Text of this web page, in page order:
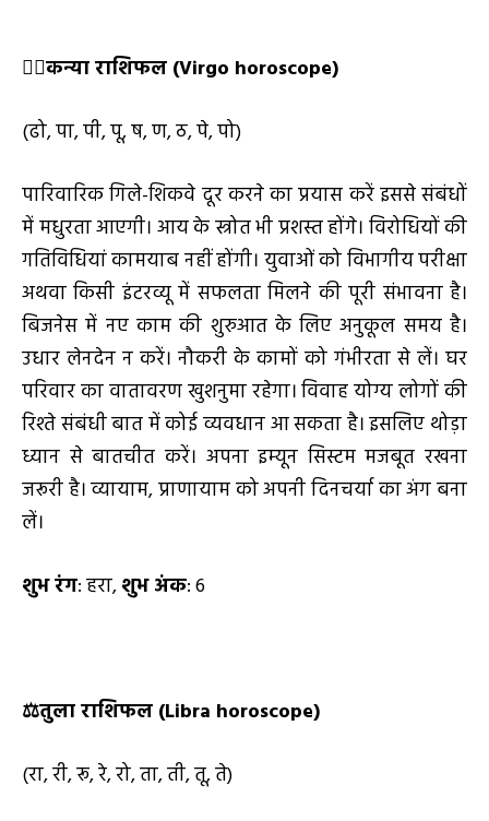
👩कन्या राशिफल (Virgo horoscope)
(ढो, पा, पी, पू, ष, ण, ठ, पे, पो)
पारिवारिक गिले-शिकवे दूर करने का प्रयास करें इससे संबंधों
में मधुरता आएगी। आय के स्त्रोत भी प्रशस्त होंगे। विरोधियों की
गतिविधियां कामयाब नहीं होंगी। युवाओं को विभागीय परीक्षा
अथवा किसी इंटरव्यू में सफलता मिलने की पूरी संभावना है।
बिजनेस में नए काम की शुरुआत के लिए अनुकूल समय है।
उधार लेनदेन न करें। नौकरी के कामों को गंभीरता से लें। घर
परिवार का वातावरण खुशनुमा रहेगा। विवाह योग्य लोगों की
रिश्ते संबंधी बात में कोई व्यवधान आ सकता है। इसलिए थोड़ा
ध्यान से बातचीत करें। अपना इम्यून सिस्टम मजबूत रखना
जरूरी है। व्यायाम, प्राणायाम को अपनी दिनचर्या का अंग बना
लें।
शुभ रंग: हरा,शुभ अंक: 6
⚖️तुला राशिफल (Libra horoscope)
(रा, री, रू, रे, रो, ता, ती, तू, ते)